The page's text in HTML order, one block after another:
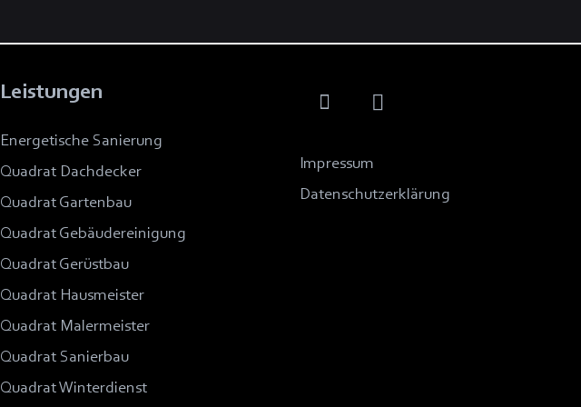
Leistungen
Energetische Sanierung
Quadrat Dachdecker
Quadrat Gartenbau
Quadrat Gebäudereinigung
Quadrat Gerüstbau
Quadrat Hausmeister
Quadrat Malermeister
Quadrat Sanierbau
Quadrat Winterdienst
Impressum
Datenschutzerklärung